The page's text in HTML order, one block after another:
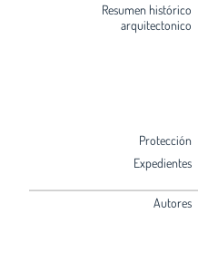
Resumen histórico
arquitectonico
Protección
Expedientes
Autores